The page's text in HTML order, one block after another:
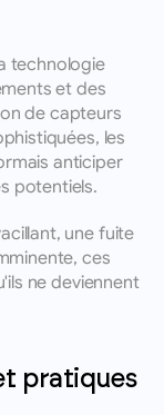
technologie
et des
de capteurs
les
anticiper
potentiels.
une fuite
ces
ne deviennent
pratiques